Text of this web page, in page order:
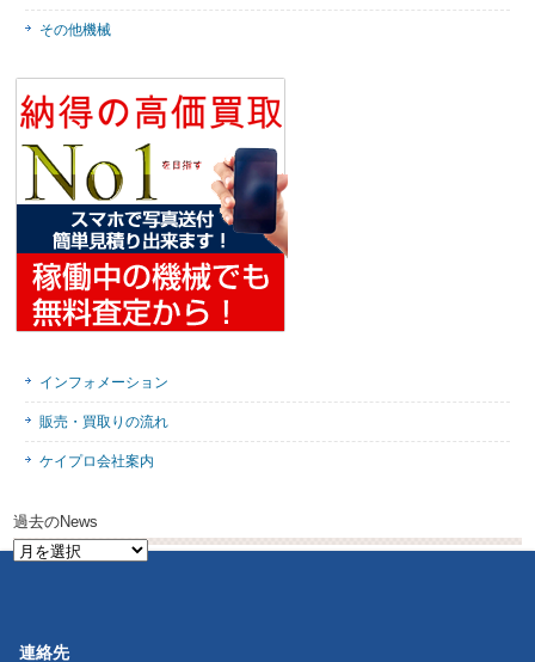
その他機械
インフォメーション
販売・買取りの流れ
ケイプロ会社案内
過去のNews
過
連絡先